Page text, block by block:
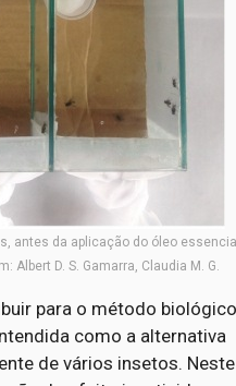
antes da aplicação do óleo
Albert D. S. Gamarra, Claudia M. G.
para o método
como a alternativa
de vários insetos. Neste